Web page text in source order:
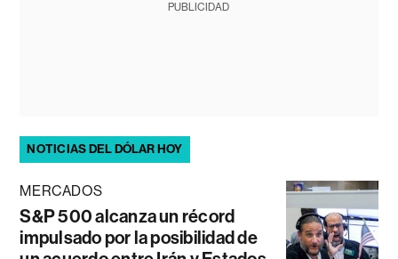
PUBLICIDAD
NOTICIAS DEL DÓLAR HOY
MERCADOS
S&P 500 alcanza un récord
impulsado por la posibilidad de